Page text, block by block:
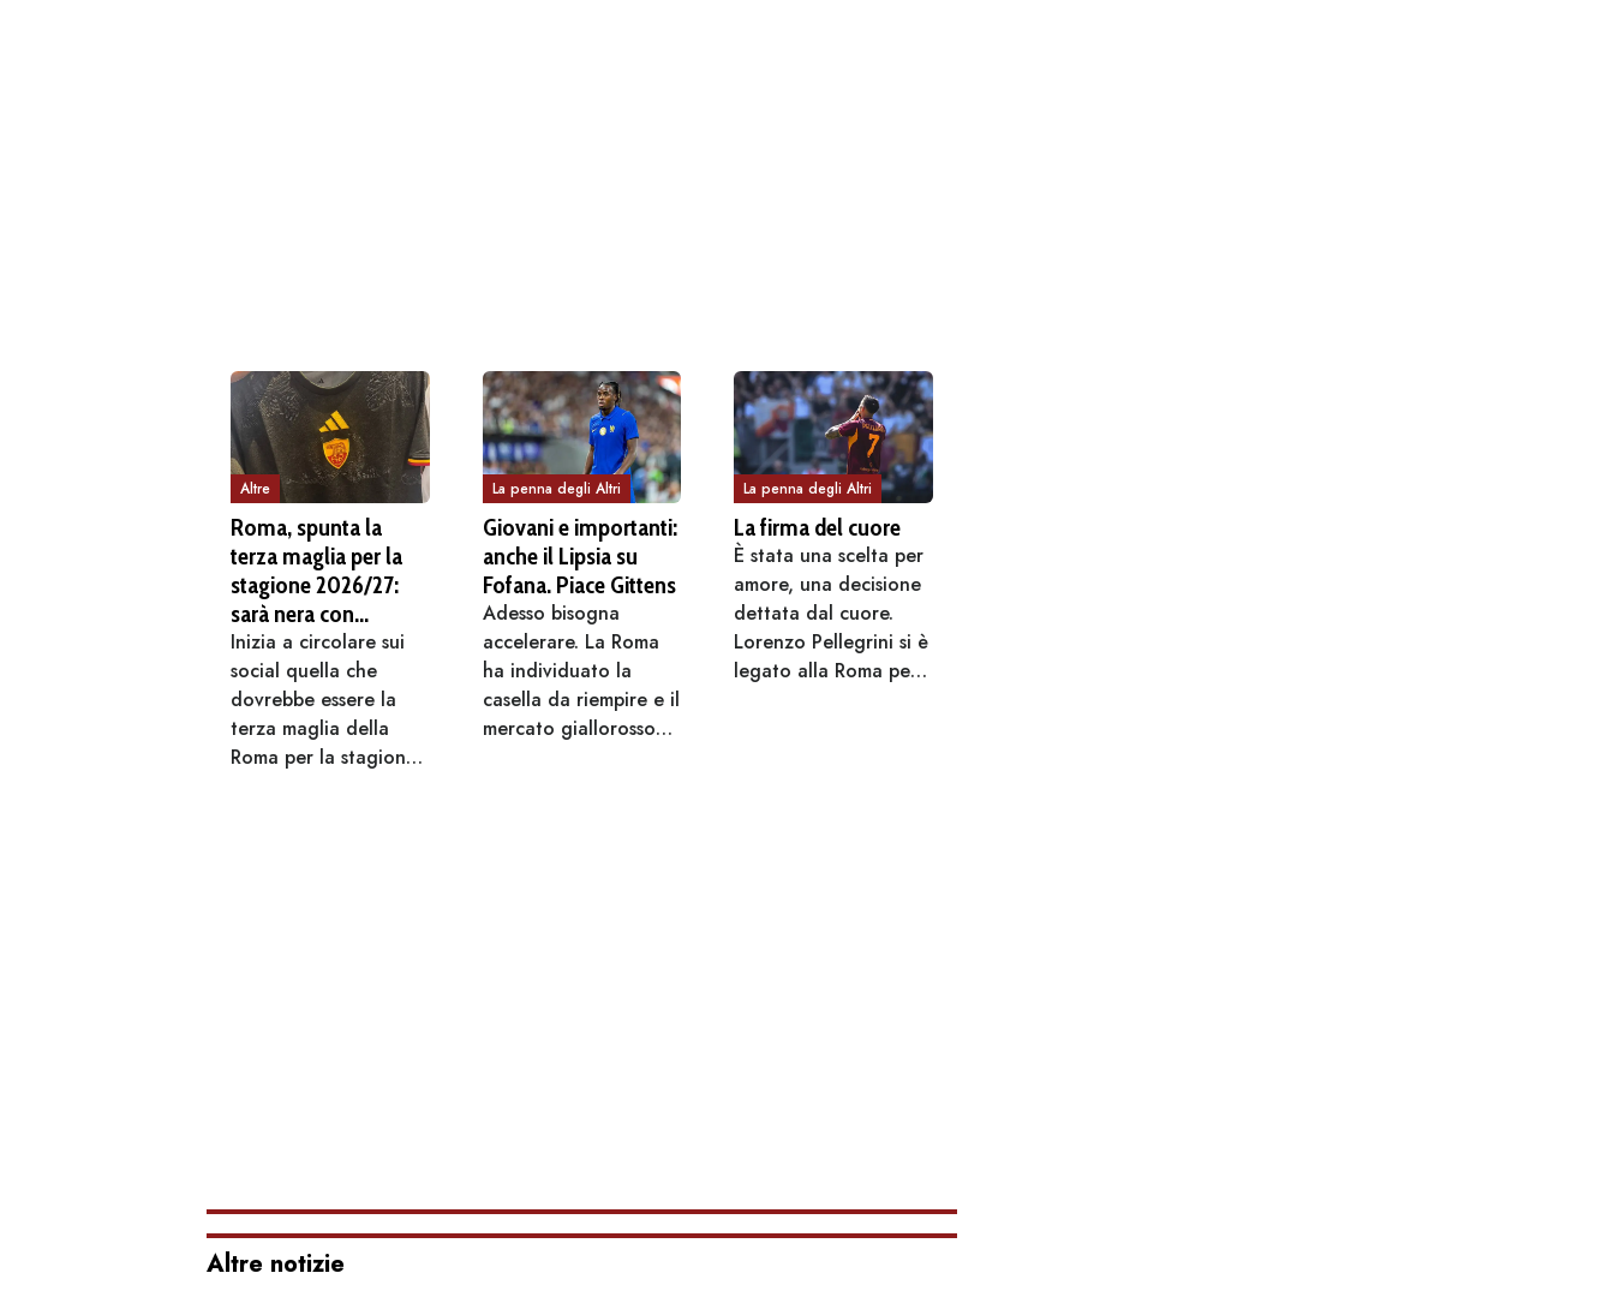
Altre
Roma, spunta la
terza maglia per la
stagione 2026/27:
sarà nera con
dettagli giallorossi
Inizia a circolare sui
social quella che
dovrebbe essere la
terza maglia della
Roma per la stagione
La penna degli Altri
Giovani e importanti:
anche il Lipsia su
Fofana. Piace Gittens
Adesso bisogna
accelerare. La Roma
ha individuato la
casella da riempire e il
mercato giallorosso
La penna degli Altri
La firma del cuore
È stata una scelta per
amore, una decisione
dettata dal cuore.
Lorenzo Pellegrini si è
legato alla Roma per
Altre notizie